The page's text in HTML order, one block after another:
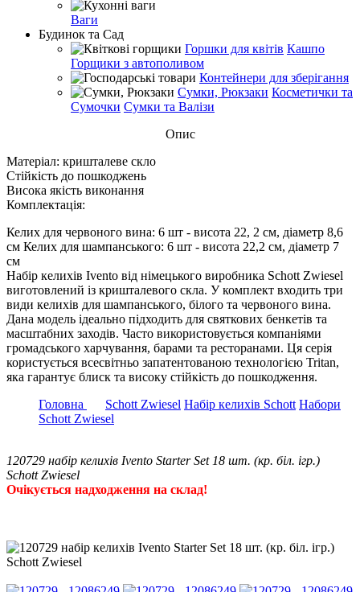
Ваги
Будинок та Сад
Горшки для квітів Кашпо
Горщики з автополивом
Контейнери для зберігання
Сумки, Рюкзаки Косметички та
Сумочки Сумки та Валізи
Опис
Матеріал: кришталеве скло
Стійкість до пошкоджень
Висока якість виконання
Комплектація:
Келих для червоного вина: 6 шт - висота 22, 2 см, діаметр 8,6
см Келих для шампанського: 6 шт - висота 22,2 см, діаметр 7
см
Набір келихів Ivento від німецького виробника Schott Zwiesel
виготовлений із кришталевого скла. У комплект входить три
види келихів для шампанського, білого та червоного вина.
Дана модель ідеально підходить для святкових бенкетів та
масштабних заходів. Часто використовується компаніями
громадського харчування, барами та ресторанами. Ця серія
користується всесвітньо запатентованою технологією Tritan,
яка гарантує блиск та високу стійкість до пошкодження.
Головна
Schott Zwiesel Набір келихів Schott Набори
Schott Zwiesel
120729 набір келихів Ivento Starter Set 18 шт. (кр. біл. ігр.)
Schott Zwiesel
Очікується надходження на склад!